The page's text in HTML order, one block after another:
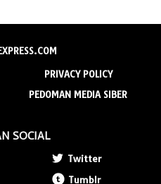
PRIVACY POLICY
PEDOMAN MEDIA SIBER
SOCIAL
Twitter
Tumblr